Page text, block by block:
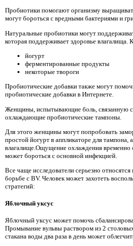
Пробиотики помогают организму
могут бороться с вредными бактериями и
Натуральные пробиотики могут
которая поддерживает здоровье влагалища.
йогурт
ферментированные продукты
некоторые твороги
Пробиотические добавки также могут
пробиотические добавки в Интернете.
Женщины, испытывающие боль, связанную
охлаждающие пробиотические тампоны.
Для этого женщины могут попробовать
простой йогурт в аппликаторе для тампона,
влагалище.Ощущение охлаждения временно
может бороться с основной инфекцией.
Все чаще исследователи серьезно
борьбе с BV. Человек может захотеть
стратегий:
Яблочный уксус
Яблочный уксус может помочь
Промывание вульвы раствором из 2
стакана воды два раза в день может